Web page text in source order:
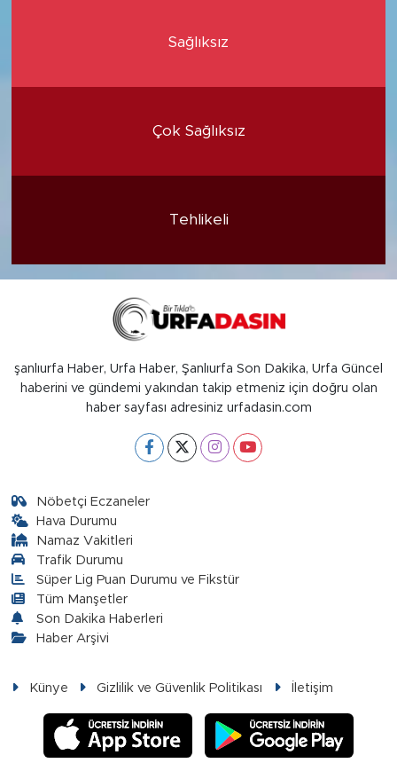
Sağlıksız
Çok Sağlıksız
Tehlikeli
şanlıurfa Haber, Urfa Haber, Şanlıurfa Son Dakika, Urfa Güncel
haberini ve gündemi yakından takip etmeniz için doğru olan
haber sayfası adresiniz urfadasin.com
Nöbetçi Eczaneler
Hava Durumu
Namaz Vakitleri
Trafik Durumu
Süper Lig Puan Durumu ve Fikstür
Tüm Manşetler
Son Dakika Haberleri
Haber Arşivi
Künye Gizlilik ve Güvenlik Politikası İletişim